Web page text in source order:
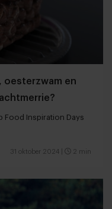
oesterzwam en
Food Inspiration Days
31 oktober 2024 2 min